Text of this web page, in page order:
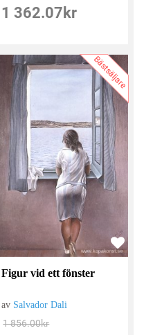
1 362.07 kr
Bästsäljare
Figur vid ett fönster
av Salvador Dali
1 856.00kr